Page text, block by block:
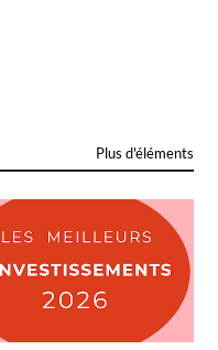
Plus d'éléments